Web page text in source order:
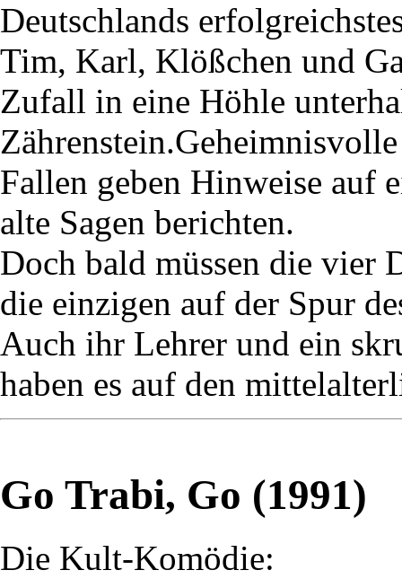
Deutschlands
Tim, Karl, Klößchen und
Zufall in eine Höhle
Fallen geben Hinweise auf
alte Sagen berichten.
Doch bald müssen die vier
die einzigen auf der Spur
Auch ihr Lehrer und ein
haben es auf den
Go Trabi, Go (1991)
Die Kult-Komödie: